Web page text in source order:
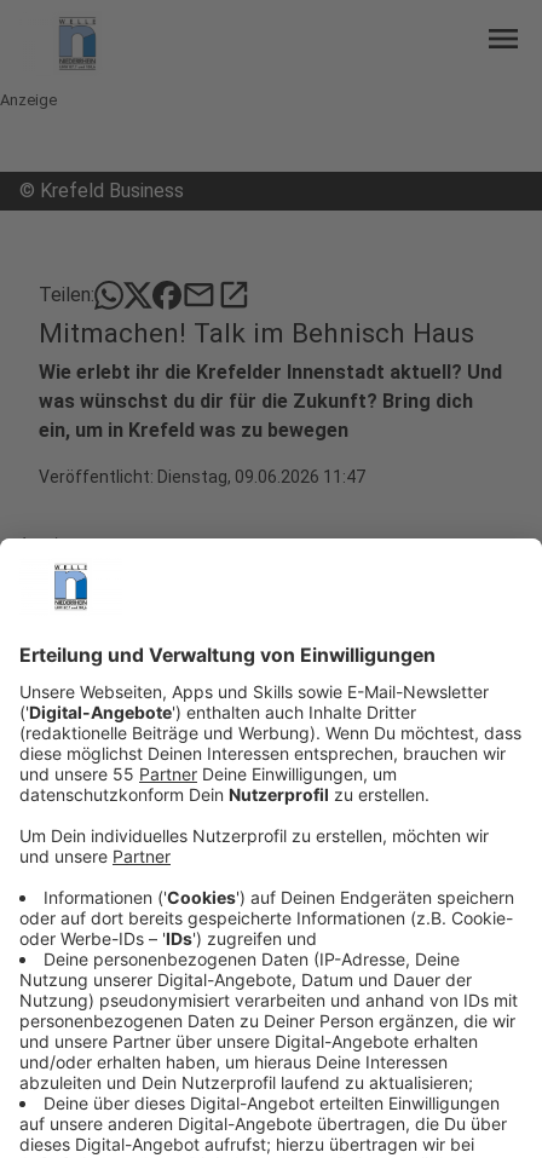
menu
Anzeige
© Krefeld Business
Teilen: mailopen_in_new
Mitmachen! Talk im Behnisch Haus
Wie erlebt ihr die Krefelder Innenstadt aktuell? Und
was wünschst du dir für die Zukunft? Bring dich
ein, um in Krefeld was zu bewegen
Veröffentlicht: Dienstag, 09.06.2026 11:47
Anzeige
Hochschule Niederrhein und Krefeld Business laden wir
Euch ein, Eure Ideen und Perspektiven für die
Krefelder Innenstadt einzubringen.
Am 17. Juni von 16 bis 18 Uhr
Hier ist ausdrücklich jeder und jede gefragt. Denn
darum geht es doch, oder? Ihr seid diejenigen, die
Ideen haben. Und ihr habt es selbst in der Hand
mitzugestalten. Ganz nach dem Motto: Machen, statt
meckern.
Anzeige
Machen, statt meckern
Anzeige